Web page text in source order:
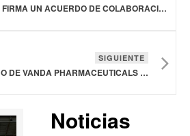
GEDEON RICHTER FIRMA UN ACUERDO DE COLABORACIÓN E INVESTIGACIÓN CON FIMMCYTE
SIGUIENTE
FDA APRUEBA FÁRMACO DE VANDA PHARMACEUTICALS PARA TRATAR EL TRASTORNO BIPOLAR I Y LA ESQUIZOFRENIA
Noticias